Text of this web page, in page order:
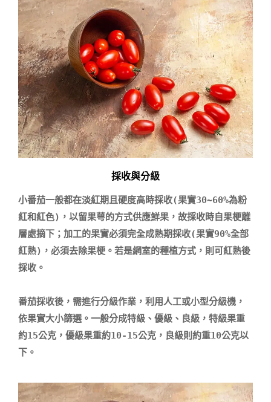
採收與分級
小番茄一般都在淡紅期且硬度高時採收(果實30~60%為粉
紅和紅色)，以留果萼的方式供應鮮果，故採收時自果梗離
層處摘下；加工的果實必須完全成熟期採收(果實90%全部
紅熟)，必須去除果梗。若是網室的種植方式，則可紅熟後
採收。
番茄採收後，需進行分級作業，利用人工或小型分級機，
依果實大小篩選。一般分成特級、優級、良級，特級果重
約15公克，優級果重約10-15公克，良級則約重10公克以
下。